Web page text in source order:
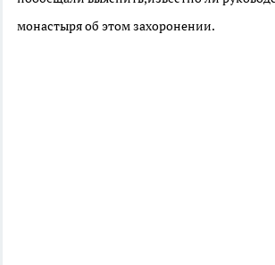
монастыря об этом захоронении.